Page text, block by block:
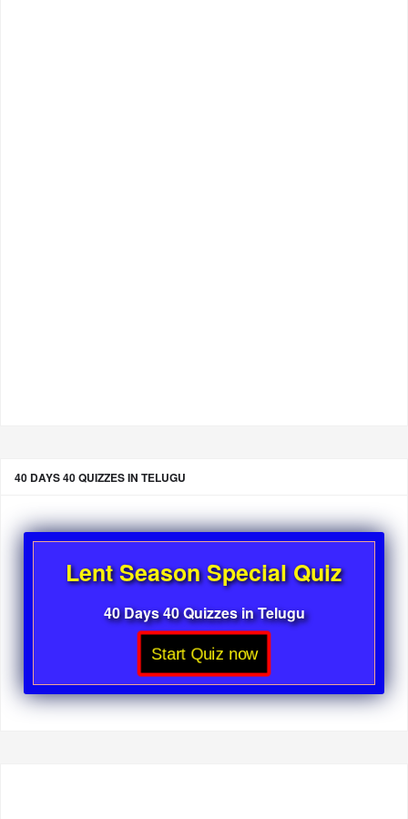
40 DAYS 40 QUIZZES IN TELUGU
Lent Season Special Quiz
40 Days 40 Quizzes in Telugu
Start Quiz now